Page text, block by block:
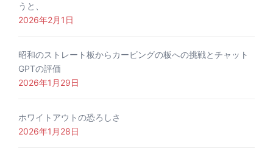
うと、
2026年2月1日
昭和のストレート板からカービングの板への挑戦とチャット
GPTの評価
2026年1月29日
ホワイトアウトの恐ろしさ
2026年1月28日